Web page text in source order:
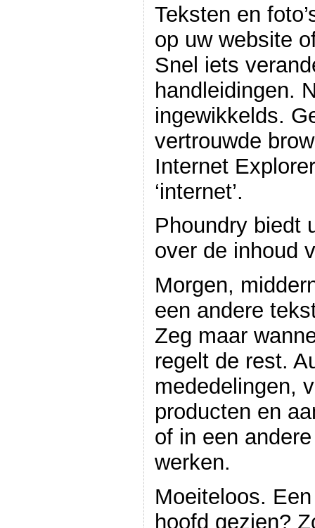
Teksten en
op uw website
Snel iets
handleidingen.
ingewikkelds.
vertrouwde
Internet
‘internet’.
Phoundry biedt
over de inhoud
Morgen,
een andere
Zeg maar
regelt de rest.
mededelingen,
producten en
of in een
werken.
Moeiteloos.
hoofd gezien?